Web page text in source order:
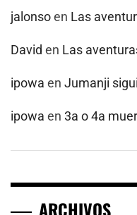
jalonsoen Las
David en Las
ipowa en Jumanji
ipowa en 3a o 4a
ARCHIVOS